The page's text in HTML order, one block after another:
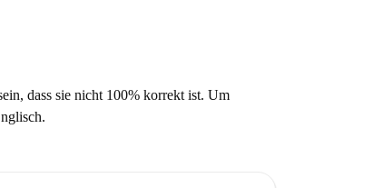
dass sie nicht 100% korrekt ist. Um